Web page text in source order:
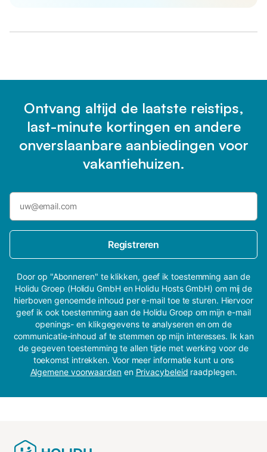
Ontvang altijd de laatste reistips,
last-minute kortingen en andere
onverslaanbare aanbiedingen voor
vakantiehuizen.
Registreren
Door op "Abonneren" te klikken, geef ik toestemming aan de
Holidu Groep (Holidu GmbH en Holidu Hosts GmbH) om mij de
hierboven genoemde inhoud per e-mail toe te sturen. Hiervoor
geef ik ook toestemming aan de Holidu Groep om mijn e-mail
openings- en klikgegevens te analyseren en om de
communicatie-inhoud af te stemmen op mijn interesses. Ik kan
de gegeven toestemming te allen tijde met werking voor de
toekomst intrekken. Voor meer informatie kunt u ons
Algemene voorwaardenen Privacybeleid raadplegen.